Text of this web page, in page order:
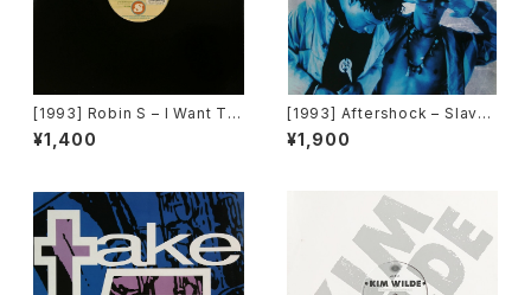
[1993] Robin S – I Want To
Thank You [Big Beat / Atla
ntic][在庫B]
¥1,400
[1993] Aftershock – Slave
To The Vibe [Virgin]
¥1,900